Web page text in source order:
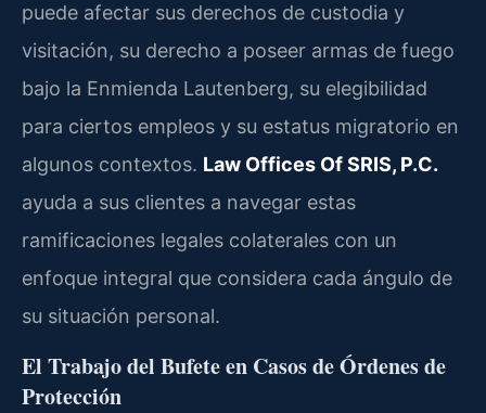
puede afectar sus derechos de custodia y
visitación, su derecho a poseer armas de fuego
bajo la Enmienda Lautenberg, su elegibilidad
para ciertos empleos y su estatus migratorio en
algunos contextos. Law Offices Of SRIS, P.C.
ayuda a sus clientes a navegar estas
ramificaciones legales colaterales con un
enfoque integral que considera cada ángulo de
su situación personal.
El Trabajo del Bufete en Casos de Órdenes de
Protección